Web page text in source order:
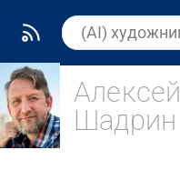
Алексей
Шадрин